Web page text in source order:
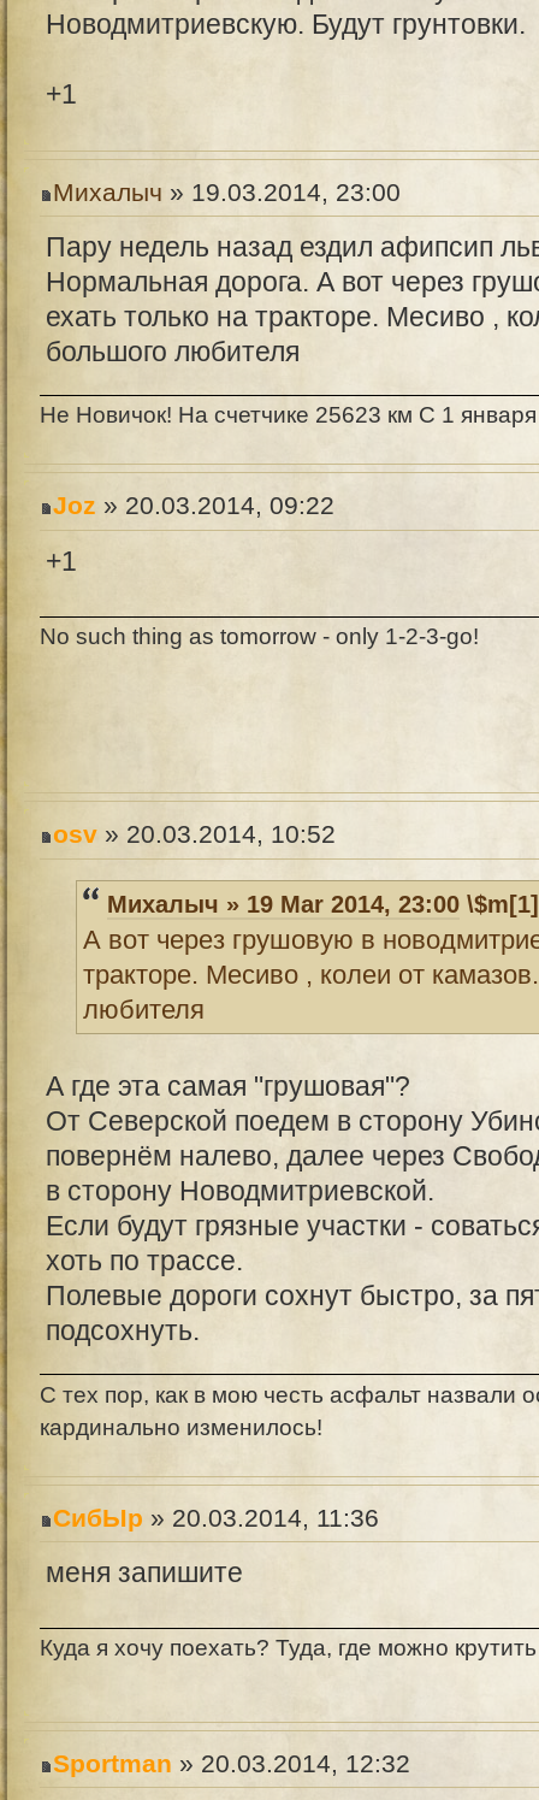
Новодмитриевскую. Будут грунтовки.
+1
Михалыч » 19.03.2014, 23:00
Пару недель назад ездил афипсип
Нормальная дорога. А вот через
ехать только на тракторе. Месиво ,
большого любителя
Не Новичок! На счетчике 25623 км С 1
Joz » 20.03.2014, 09:22
+1
No such thing as tomorrow - only 1-2-3-go!
osv » 20.03.2014, 10:52
Михалыч » 19 Mar 2014, 23:00
А вот через грушовую в
тракторе. Месиво , колеи от
любителя
А где эта самая "грушовая"?
От Северской поедем в сторону
повернём налево, далее через
в сторону Новодмитриевской.
Если будут грязные участки -
хоть по трассе.
Полевые дороги сохнут быстро, за
подсохнуть.
С тех пор, как в мою честь асфальт назвали
кардинально изменилось!
СибЫр » 20.03.2014, 11:36
меня запишите
Куда я хочу поехать? Туда, где можно
Sportman » 20.03.2014, 12:32